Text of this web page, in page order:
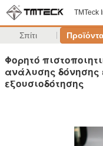
TMTeck
Σπίτι
Φορητό
ανάλυσης δόνησης
εξουσιοδότησης